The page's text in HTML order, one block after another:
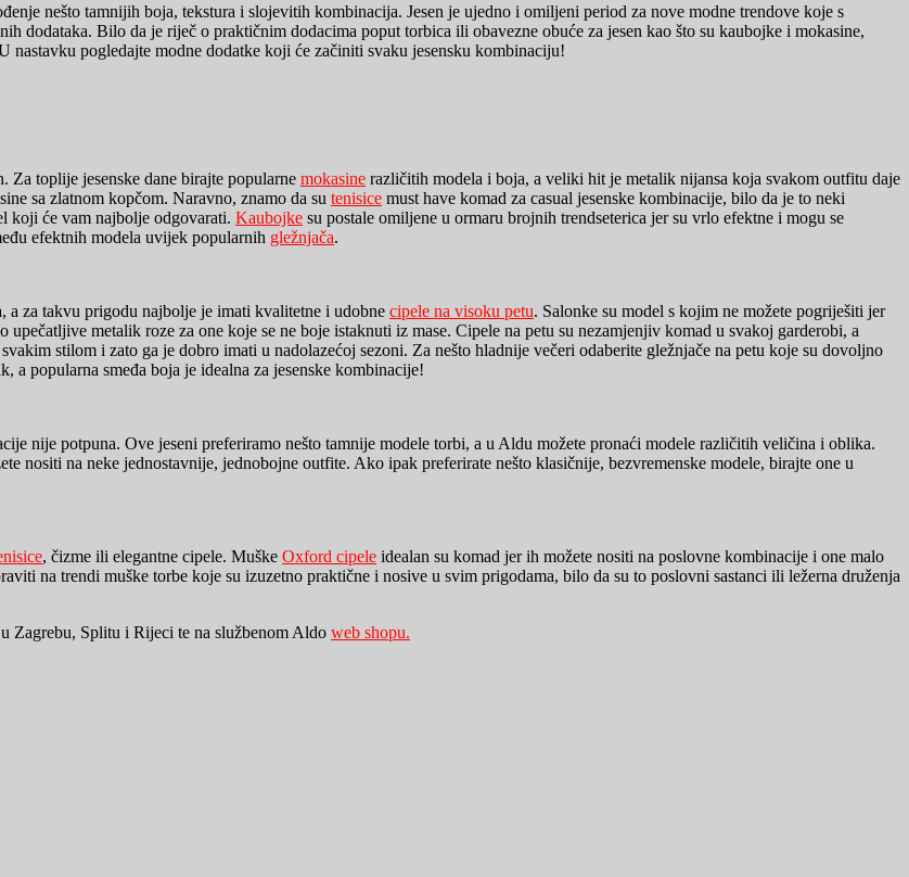
nešto tamnijih boja, tekstura i slojevitih kombinacija. Jesen je ujedno i omiljeni period za nove modne trendove koje s
dodataka. Bilo da je riječ o praktičnim dodacima poput torbica ili obavezne obuće za jesen kao što su kaubojke i mokasine,
pogledajte modne dodatke koji će začiniti svaku jesensku kombinaciju!
toplije jesenske dane birajte popularne mokasine različitih modela i boja, a veliki hit je metalik nijansa koja svakom outfitu daje
sa zlatnom kopčom. Naravno, znamo da su tenisice must have komad za casual jesenske kombinacije, bilo da je to neki
koji će vam najbolje odgovarati. Kaubojke su postale omiljene u ormaru brojnih trendseterica jer su vrlo efektne i mogu se
efektnih modela uvijek popularnih gležnjača.
a za takvu prigodu najbolje je imati kvalitetne i udobne cipele na visoku petu. Salonke su model s kojim ne možete pogriješiti jer
metalik roze za one koje se ne boje istaknuti iz mase. Cipele na petu su nezamjenjiv komad u svakoj garderobi, a
stilom i zato ga je dobro imati u nadolazećoj sezoni. Za nešto hladnije večeri odaberite gležnjače na petu koje su dovoljno
a popularna smeđa boja je idealna za jesenske kombinacije!
nije potpuna. Ove jeseni preferiramo nešto tamnije modele torbi, a u Aldu možete pronaći modele različitih veličina i oblika.
nositi na neke jednostavnije, jednobojne outfite. Ako ipak preferirate nešto klasičnije, bezvremenske modele, birajte one u
, čizme ili elegantne cipele. Muške Oxford cipele idealan su komad jer ih možete nositi na poslovne kombinacije i one malo
na trendi muške torbe koje su izuzetno praktične i nosive u svim prigodama, bilo da su to poslovni sastanci ili ležerna druženja
u Zagrebu, Splitu i Rijeci te na službenom Aldo web shopu.